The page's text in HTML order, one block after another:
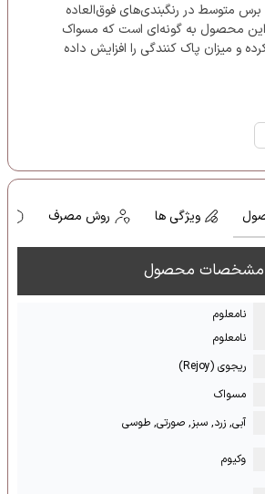
متوسط در رنگبندی‌های فوق‌العاده
محصول به گونه‌ای است که مسواک
و میزان پاک کنندگی را افزایش داده
ویژگی ها روش مصرف
مشخصات محصول
نامعلوم
نامعلوم
ریجوی (Rejoy)
مسواک
آبی, زرد, سبز, صورتی, طوسی
وکیوم